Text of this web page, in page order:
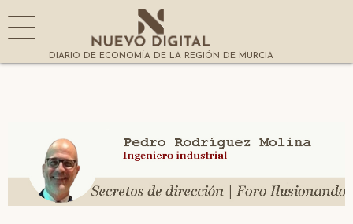
DIARIO DE ECONOMÍA DE LA REGIÓN DE MURCIA